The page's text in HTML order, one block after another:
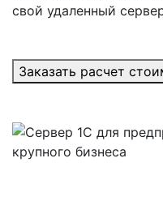
свой удаленный
Заказать расчет